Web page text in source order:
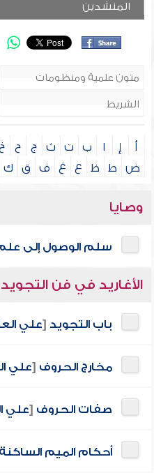
المنشدين
أ إ ا ب ت ث ج ح
ض
ط ظ ع غ ف ق ك
وصايا
سلم الوصول إلى
الأغاريد في فن التجويد
باب التجويد [علي
مخارج الحروف [علي
صفات الحروف [علي
أحكام الميم الساكنة